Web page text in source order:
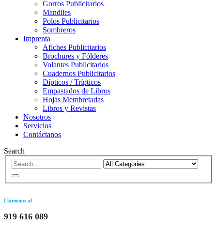
Gorros Publicitarios
Mandiles
Polos Publicitarios
Sombreros
Imprenta
Afiches Publicitarios
Brochures y Fólderes
Volantes Publicitarios
Cuadernos Publicitarios
Dípticos / Trípticos
Empastados de Libros
Hojas Membretadas
Libros y Revistas
Nosotros
Servicios
Contáctanos
Search
Llámenos al
919 616 089